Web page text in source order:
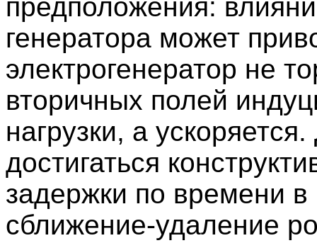
предположения:
генератора может
электрогенератор не
вторичных полей
нагрузки, а
достигаться
задержки по времени в
сближение-удаление